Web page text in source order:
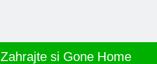
Zahrajte si Gone Home